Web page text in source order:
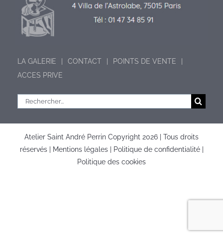
LA GALERIE CONTACT
POINTS DE VENTE
ACCES PRIVE
Rechercher:
Atelier Saint André Perrin Copyright 2026 | Tous droits
réservés |
Mentions légales| Politique de confidentialité|
Politique des cookies